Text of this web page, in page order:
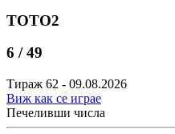
ТОТО2
6 / 49
Тираж 62 - 09.08.2026
Виж как се играе
Печеливши числа